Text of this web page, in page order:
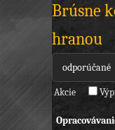
Brúsne
hranou
Akcie